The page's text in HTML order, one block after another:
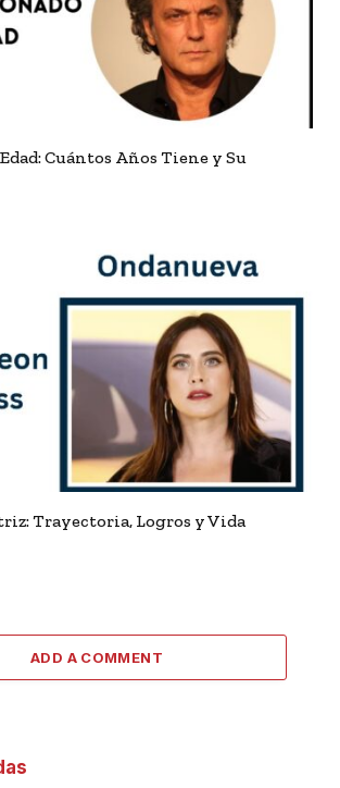
Cuántos Años Tiene y Su
Trayectoria, Logros y Vida
ADD A COMMENT